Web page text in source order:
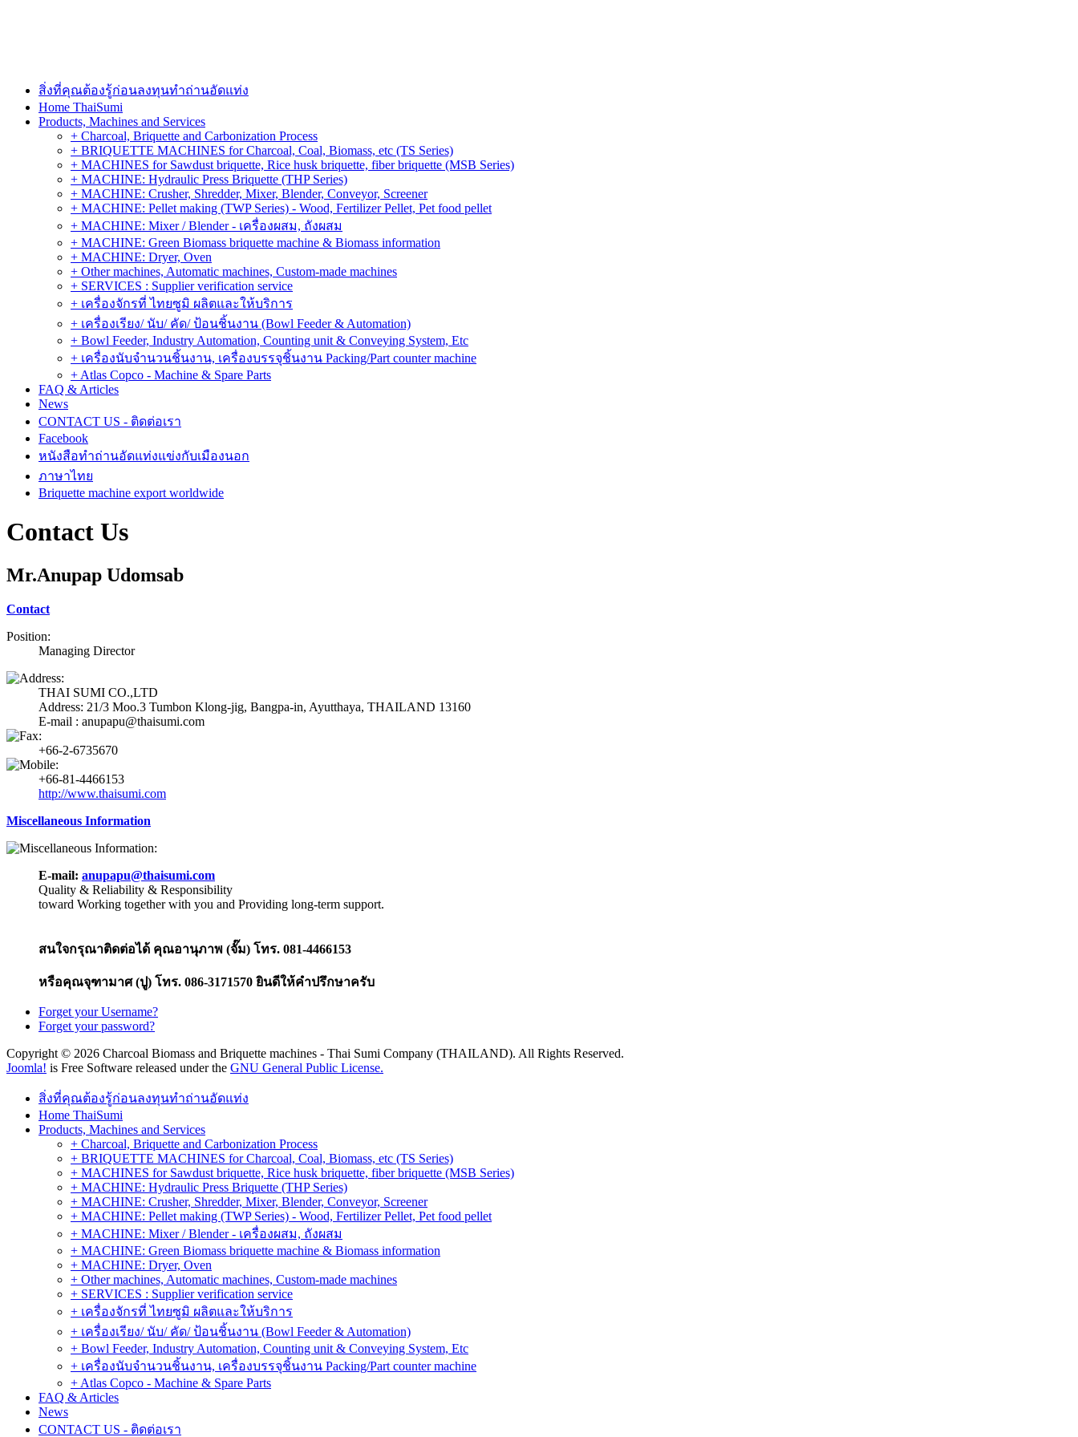
สิ่งที่คุณต้องรู้ก่อนลงทุนทำถ่านอัดแท่ง
Home ThaiSumi
Products, Machines and Services
+ Charcoal, Briquette and Carbonization Process
+ BRIQUETTE MACHINES for Charcoal, Coal, Biomass, etc (TS Series)
+ MACHINES for Sawdust briquette, Rice husk briquette, fiber briquette (MSB Series)
+ MACHINE: Hydraulic Press Briquette (THP Series)
+ MACHINE: Crusher, Shredder, Mixer, Blender, Conveyor, Screener
+ MACHINE: Pellet making (TWP Series) - Wood, Fertilizer Pellet, Pet food pellet
+ MACHINE: Mixer / Blender - เครื่องผสม, ถังผสม
+ MACHINE: Green Biomass briquette machine & Biomass information
+ MACHINE: Dryer, Oven
+ Other machines, Automatic machines, Custom-made machines
+ SERVICES : Supplier verification service
+ เครื่องจักรที่ ไทยซูมิ ผลิตและให้บริการ
+ เครื่องเรียง/ นับ/ คัด/ ป้อนชิ้นงาน (Bowl Feeder & Automation)
+ Bowl Feeder, Industry Automation, Counting unit & Conveying System, Etc
+ เครื่องนับจำนวนชิ้นงาน, เครื่องบรรจุชิ้นงาน Packing/Part counter machine
+ Atlas Copco - Machine & Spare Parts
FAQ & Articles
News
CONTACT US - ติดต่อเรา
Facebook
หนังสือทำถ่านอัดแท่งแข่งกับเมืองนอก
ภาษาไทย
Briquette machine export worldwide
Contact Us
Mr.Anupap Udomsab
Contact
Position:
Managing Director
THAI SUMI CO.,LTD
Address: 21/3 Moo.3 Tumbon Klong-jig, Bangpa-in, Ayutthaya, THAILAND 13160
E-mail : anupapu@thaisumi.com
+66-2-6735670
+66-81-4466153
http://www.thaisumi.com
Miscellaneous Information
E-mail: anupapu@thaisumi.com
Quality & Reliability & Responsibility
toward Working together with you and Providing long-term support.
สนใจกรุณาติดต่อได้ คุณอานุภาพ (จั๊ม) โทร. 081-4466153
หรือคุณจุฑามาศ (ปู) โทร. 086-3171570 ยินดีให้คำปรึกษาครับ
Forget your Username?
Forget your password?
Copyright © 2026 Charcoal Biomass and Briquette machines - Thai Sumi Company (THAILAND). All Rights Reserved.
Joomla! is Free Software released under the GNU General Public License.
สิ่งที่คุณต้องรู้ก่อนลงทุนทำถ่านอัดแท่ง
Home ThaiSumi
Products, Machines and Services
+ Charcoal, Briquette and Carbonization Process
+ BRIQUETTE MACHINES for Charcoal, Coal, Biomass, etc (TS Series)
+ MACHINES for Sawdust briquette, Rice husk briquette, fiber briquette (MSB Series)
+ MACHINE: Hydraulic Press Briquette (THP Series)
+ MACHINE: Crusher, Shredder, Mixer, Blender, Conveyor, Screener
+ MACHINE: Pellet making (TWP Series) - Wood, Fertilizer Pellet, Pet food pellet
+ MACHINE: Mixer / Blender - เครื่องผสม, ถังผสม
+ MACHINE: Green Biomass briquette machine & Biomass information
+ MACHINE: Dryer, Oven
+ Other machines, Automatic machines, Custom-made machines
+ SERVICES : Supplier verification service
+ เครื่องจักรที่ ไทยซูมิ ผลิตและให้บริการ
+ เครื่องเรียง/ นับ/ คัด/ ป้อนชิ้นงาน (Bowl Feeder & Automation)
+ Bowl Feeder, Industry Automation, Counting unit & Conveying System, Etc
+ เครื่องนับจำนวนชิ้นงาน, เครื่องบรรจุชิ้นงาน Packing/Part counter machine
+ Atlas Copco - Machine & Spare Parts
FAQ & Articles
News
CONTACT US - ติดต่อเรา